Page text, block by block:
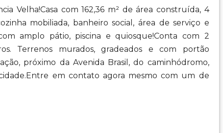
Velha!Casa com 162,36 m² de área construída, 4
mobiliada, banheiro social, área de serviço e
amplo pátio, piscina e quiosque!Conta com 2
Terrenos murados, gradeados e com portão
próximo da Avenida Brasil, do caminhódromo,
em contato agora mesmo com um de